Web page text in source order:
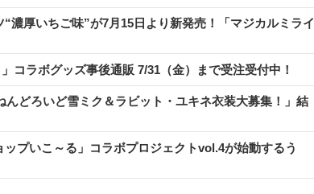
濃厚いちご味”が7月15日より新発売！「マジカルミライ
コラボグッズ事後通販 7/31（金）まで受注受付中！
んどろいど雪ミク＆ラビット・ユキネ衣装大募集！」結
プいこ～る」コラボプロジェクトvol.4が始動するう